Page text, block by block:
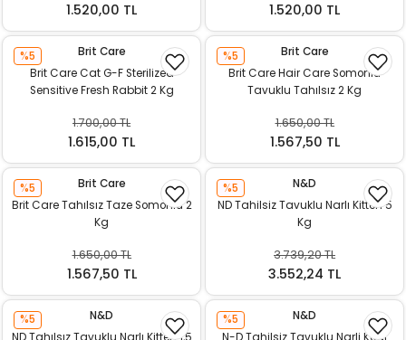
1.520,00 TL 1.520,00 TL
%5
Brit Care
Brit Care Cat G-F Sterilized
Sensitive Fresh Rabbit 2 Kg
1.700,00 TL
1.615,00 TL
%5
Brit Care
Brit Care Hair Care Somonlu
Tavuklu Tahılsız 2 Kg
1.650,00 TL
1.567,50 TL
%5
Brit Care
Brit Care Tahılsız Taze Somonlu 2
Kg
1.650,00 TL
1.567,50 TL
%5
N&D
ND Tahilsiz Tavuklu Narlı Kitten 5
Kg
3.739,20 TL
3.552,24 TL
%5
N&D
ND Tahılsız Tavuklu Narlı Kitten 1,5
%5
N&D
N-D Tahilsiz Tavuklu Narli Kedi